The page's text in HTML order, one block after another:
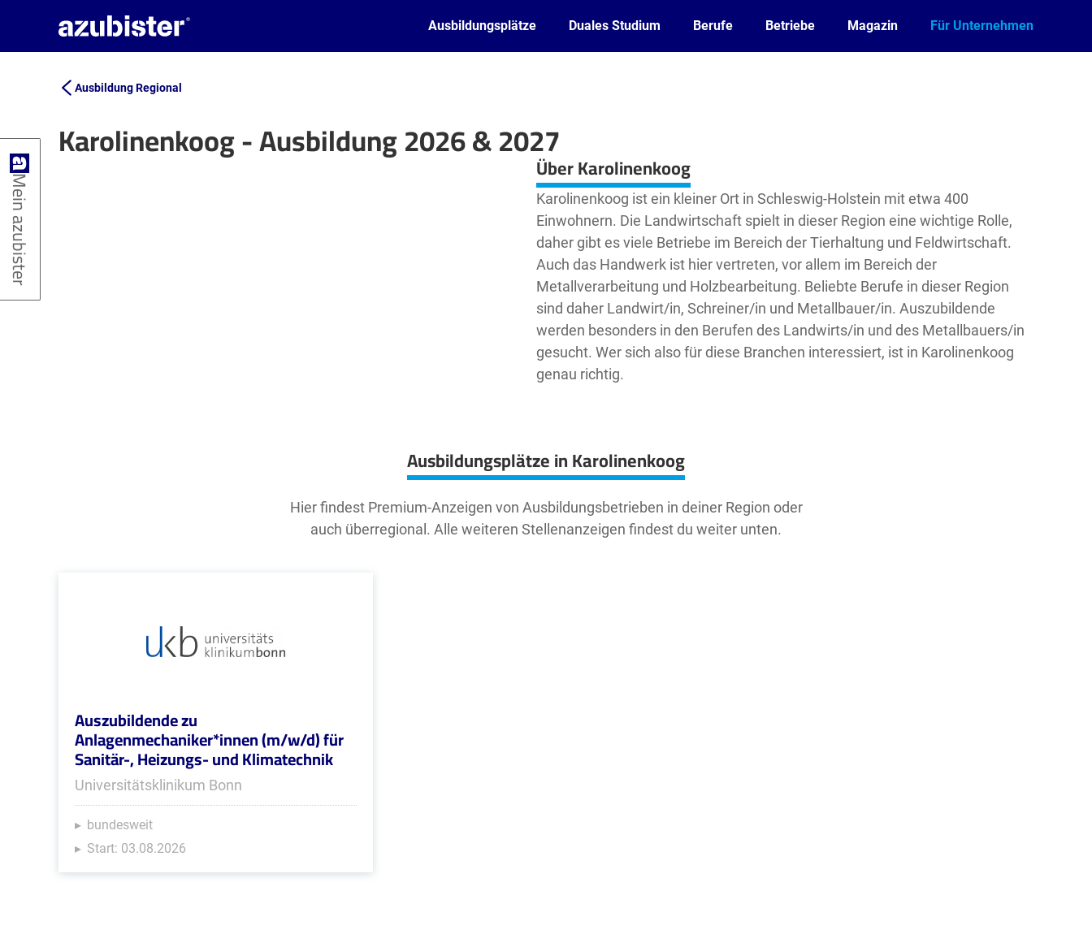
Ausbildungsplätze Duales Studium Berufe Betriebe Magazin Für Unternehmen
Ausbildung Regional
Karolinenkoog - Ausbildung 2026 & 2027
Leaflet | ©OpenStreetMap2contributors Über Karolinenkoog
Karolinenkoog ist ein kleiner Ort in Schleswig-Holstein mit etwa 400
Einwohnern. Die Landwirtschaft spielt in dieser Region eine wichtige Rolle,
daher gibt es viele Betriebe im Bereich der Tierhaltung und Feldwirtschaft.
Auch das Handwerk ist hier vertreten, vor allem im Bereich der
Metallverarbeitung und Holzbearbeitung. Beliebte Berufe in dieser Region
sind daher Landwirt/in, Schreiner/in und Metallbauer/in. Auszubildende
werden besonders in den Berufen des Landwirts/in und des Metallbauers/in
gesucht. Wer sich also für diese Branchen interessiert, ist in Karolinenkoog
genau richtig.
Ausbildungsplätze in Karolinenkoog
Hier findest Premium-Anzeigen von Ausbildungsbetrieben in deiner Region oder
auch überregional. Alle weiteren Stellenanzeigen findest du weiter unten.
Auszubildende zu
Anlagenmechaniker*innen (m/w/d) für
Sanitär-, Heizungs- und Klimatechnik
Universitätsklinikum Bonn
bundesweit
Start: 03.08.2026
Mein azubister